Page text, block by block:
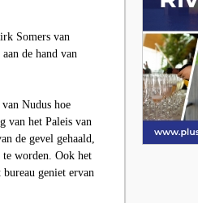
Somers van
de hand van
Nudus hoe
van het Paleis van
de gevel gehaald,
te worden. Ook het
geniet ervan